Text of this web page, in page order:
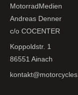
MotorradMedien
Andreas Denner
c/o COCENTER
Koppoldstr. 1
86551 Ainach